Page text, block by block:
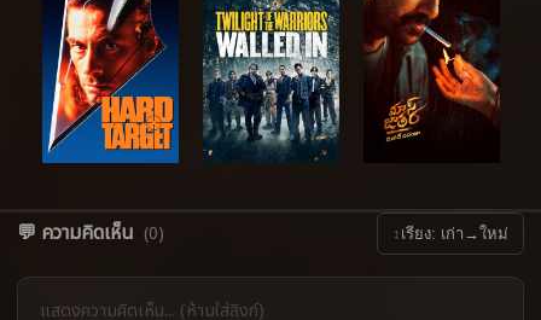
💬 ความคิดเห็น (0) ↕ เรียง: เก่า→ใหม่